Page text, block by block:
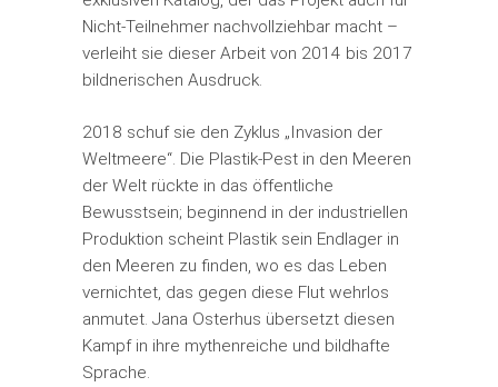
Nicht-Teilnehmer nachvollziehbar macht –
verleiht sie dieser Arbeit von 2014 bis 2017
bildnerischen Ausdruck.
2018 schuf sie den Zyklus „Invasion der
Weltmeere“. Die Plastik-Pest in den Meeren
der Welt rückte in das öffentliche
Bewusstsein; beginnend in der industriellen
Produktion scheint Plastik sein Endlager in
den Meeren zu finden, wo es das Leben
vernichtet, das gegen diese Flut wehrlos
anmutet. Jana Osterhus übersetzt diesen
Kampf in ihre mythenreiche und bildhafte
Sprache.